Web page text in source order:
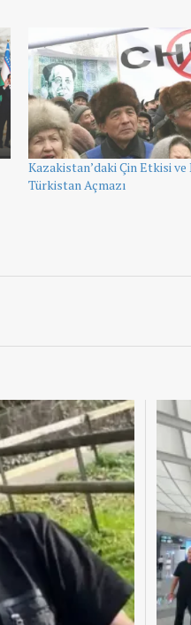
Kazakistan’daki Çin Etkisi ve
Türkistan Açmazı